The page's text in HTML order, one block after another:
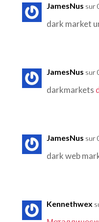
JamesNus sur
dark market
JamesNus sur
darkmarkets
JamesNus sur
dark web
Kennethwex